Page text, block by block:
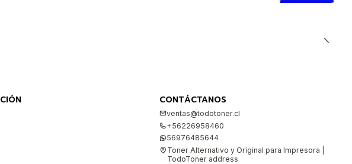
CONTÁCTANOS
ventas@todotoner.cl
+56226958460
56976485644
Toner Alternativo y Original para Impresora |
TodoToner address